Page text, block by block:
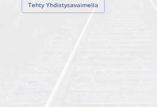
Tehty Yhdistysavaimella